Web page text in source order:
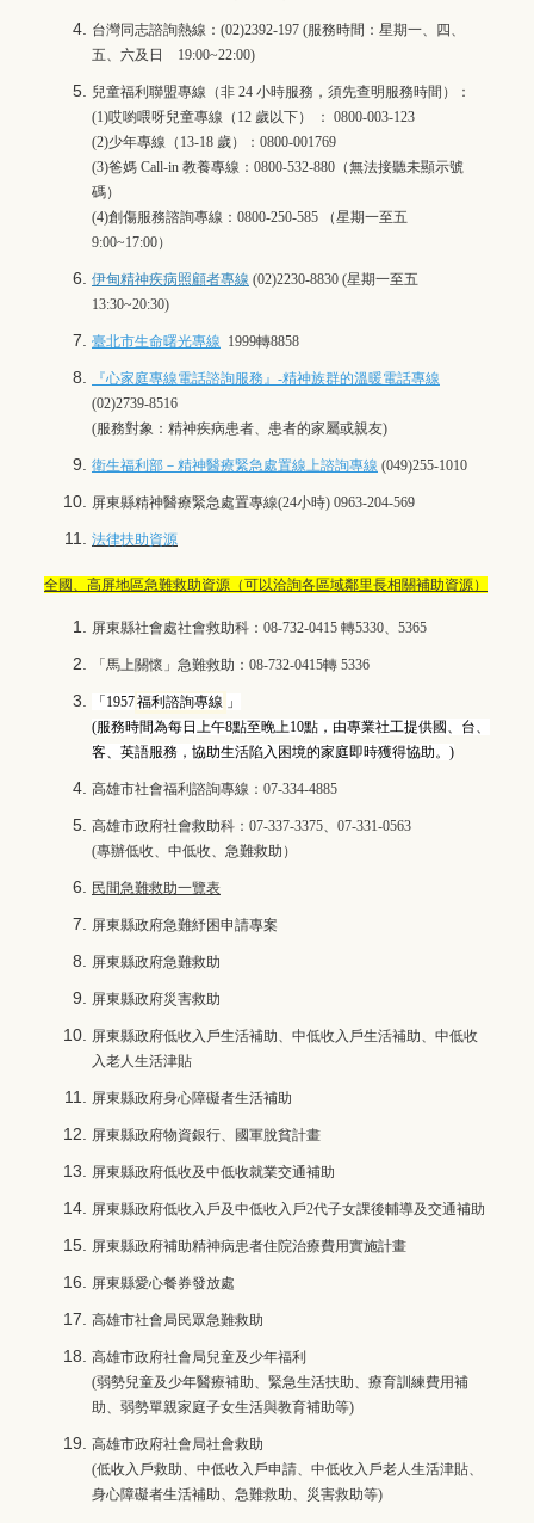
台灣同志諮詢熱線 ：(02)2392-197 (服務時間： 星期一、四、
五、六及日 19:00~22:00)
兒童福利聯盟專線 （非 24 小時服務，須先查明服務時間）：
(1)哎喲喂呀兒童專線（12 歲以下） ： 0800-003-123
(2)少年專線（13-18 歲）：0800-001769
(3)爸媽 Call-in 教養專線：0800-532-880（無法接聽未顯示號
碼）
(4)創傷服務諮詢專線：0800-250-585 （星期一至五
9:00~17:00）
伊甸精神疾病照顧者專線 (02)2230-8830 (星期一至五
13:30~20:30)
臺北市生命曙光專線 1999轉8858
『心家庭專線電話諮詢服務』-精神族群的溫暖電話專線
(02)2739-8516
(服務對象：精神疾病患者、患者的家屬或親友)
衛生福利部－精神醫療緊急處置線上諮詢專線 (049)255-1010
屏東縣精神醫療緊急處置專線(24小時) 0963-204-569
法律扶助資源
全國、高屏地區急難救助資源（可以洽詢各區域鄰里長相關補助資源）
屏東縣社會處社會救助科：08-732-0415 轉5330、5365
「馬上關懷」急難救助：08-732-0415轉 5336
「 1957福利諮詢專線 」
(服務時間為每日上午8點至晚上10點，由專業社工提供國、台、
客、英語服務，協助生活陷入困境的家庭即時獲得協助。)
高雄市社會福利諮詢專線： 07-334-4885
高雄市政府社會救助科： 07-337-3375、07-331-0563
(專辦低收、中低收、急難救助）
民間急難救助一覽表
屏東縣政府急難紓困申請專案
屏東縣政府急難救助
屏東縣政府災害救助
屏東縣政府低收入戶生活補助、 中低收入戶生活補助、 中低收
入老人生活津貼
屏東縣政府身心障礙者生活補助
屏東縣政府物資銀行、 國軍脫貧計畫
屏東縣政府低收及中低收就業交通補助
屏東縣政府低收入戶及中低收入戶2代子女課後輔導及交通補助
屏東縣政府補助精神病患者住院治療費用實施計畫
屏東縣愛心餐券發放處
高雄市社會局民眾急難救助
高雄市政府社會局兒童及少年福利
(弱勢兒童及少年醫療補助、緊急生活扶助、療育訓練費用補
助、弱勢單親家庭子女生活與教育補助等)
高雄市政府社會局社會救助
(低收入戶救助、中低收入戶申請、中低收入戶老人生活津貼、
身心障礙者生活補助、急難救助、災害救助等)